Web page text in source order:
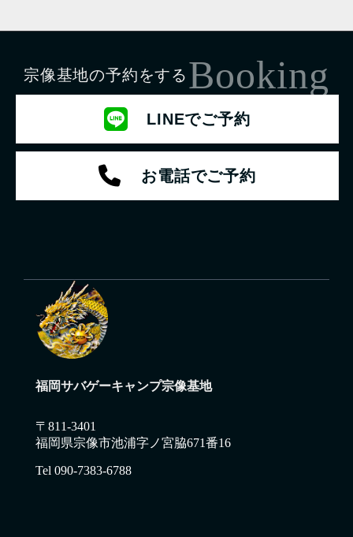
Booking
宗像基地の予約をする
LINEでご予約
お電話でご予約
福岡サバゲーキャンプ宗像基地
〒811-3401
福岡県宗像市池浦字ノ宮脇671番16
Tel 090-7383-6788